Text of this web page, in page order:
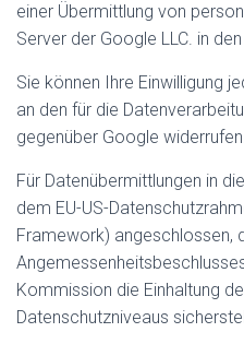
einer Übermittlung von
Server der Google LLC. in
Sie können Ihre Einwilligung
an den für die
gegenüber Google
Für Datenübermittlungen in
dem EU-US-
Framework) angeschlossen,
Kommission die Einhaltung
Datenschutzniveaus